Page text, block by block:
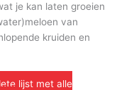
je kan laten groeien
van
kruiden en
lijst met alle